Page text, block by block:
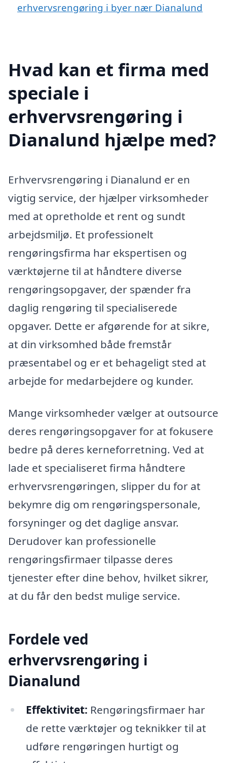
erhvervsrengøring i byer nær Dianalund
Hvad kan et firma med
speciale i
erhvervsrengøring i
Dianalund hjælpe med?
Erhvervsrengøring i Dianalund er en
vigtig service, der hjælper virksomheder
med at opretholde et rent og sundt
arbejdsmiljø. Et professionelt
rengøringsfirma har ekspertisen og
værktøjerne til at håndtere diverse
rengøringsopgaver, der spænder fra
daglig rengøring til specialiserede
opgaver. Dette er afgørende for at sikre,
at din virksomhed både fremstår
præsentabel og er et behageligt sted at
arbejde for medarbejdere og kunder.
Mange virksomheder vælger at outsource
deres rengøringsopgaver for at fokusere
bedre på deres kerneforretning. Ved at
lade et specialiseret firma håndtere
erhvervsrengøringen, slipper du for at
bekymre dig om rengøringspersonale,
forsyninger og det daglige ansvar.
Derudover kan professionelle
rengøringsfirmaer tilpasse deres
tjenester efter dine behov, hvilket sikrer,
at du får den bedst mulige service.
Fordele ved
erhvervsrengøring i
Dianalund
Effektivitet: Rengøringsfirmaer har
de rette værktøjer og teknikker til at
udføre rengøringen hurtigt og